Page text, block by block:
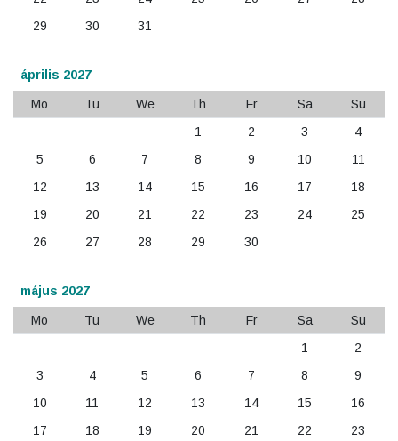
29
30 31
április 2027
Mo Tu We Th Fr Sa
Su
1
2 3
4
5
6 7 8 9 10
11
12
13 14 15 16 17
18
19
20 21 22 23 24
25
26
27 28 29 30
május 2027
Mo Tu We Th Fr Sa
Su
1
2
3
4 5 6 7 8
9
10
11 12 13 14 15
16
17
18 19 20 21 22
23